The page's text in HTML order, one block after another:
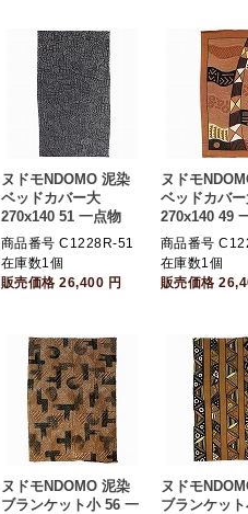
ヌドモNDOMO 泥染
ベッドカバー大
270x140 51 一点物
商品番号 C1228R-51
在庫数1個
販売価格26,400 円
ヌドモ
ベッドカバ
270x140 49
商品番号
在庫数1個
販売価格
ヌドモNDOMO 泥染
ブランケット小 56 一
ヌドモ
ブランケッ